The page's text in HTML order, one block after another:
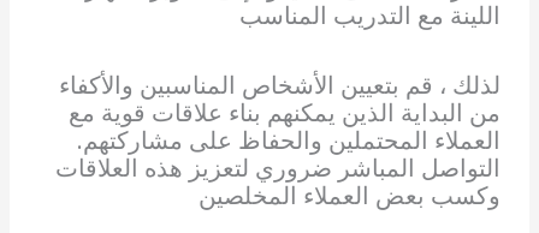
اللينة مع التدريب المناسب
لذلك ، قم بتعيين الأشخاص المناسبين والأكفاء
من البداية الذين يمكنهم بناء علاقات قوية مع
العملاء المحتملين والحفاظ على مشاركتهم.
التواصل المباشر ضروري لتعزيز هذه العلاقات
وكسب بعض العملاء المخلصين